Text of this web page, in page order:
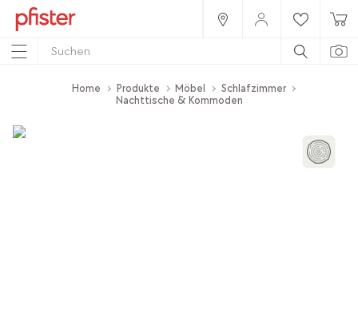
Home Produkte Möbel
Schlafzimmer
Nachttische & Kommoden